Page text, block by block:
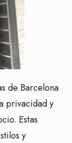
de Barcelona
privacidad y
Estas
y